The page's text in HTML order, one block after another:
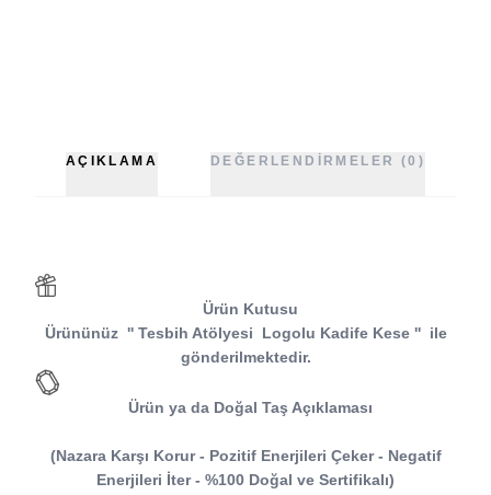
AÇIKLAMA DEĞERLENDIRMELER (0)
Ürün Kutusu
Ürününüz '' Tesbih Atölyesi Logolu Kadife Kese '' ile
gönderilmektedir.
Ürün ya da Doğal Taş Açıklaması
(Nazara Karşı Korur - Pozitif Enerjileri Çeker - Negatif
Enerjileri İter - %100 Doğal ve Sertifikalı)